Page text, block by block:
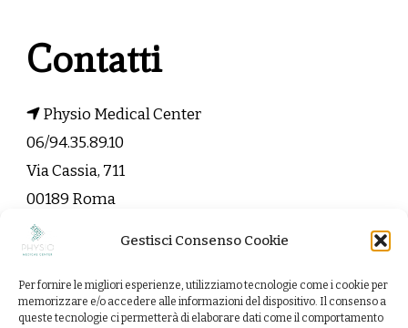
Gestisci Consenso Cookie
Per fornire le migliori esperienze, utilizziamo tecnologie come i cookie per
memorizzare e/o accedere alle informazioni del dispositivo. Il consenso a
queste tecnologie ci permetterà di elaborare dati come il comportamento
Contatti
Physio Medical Center
06/94.35.89.10
Via Cassia, 711
00189 Roma
info@physiomedicalcenter.it
Contattaci